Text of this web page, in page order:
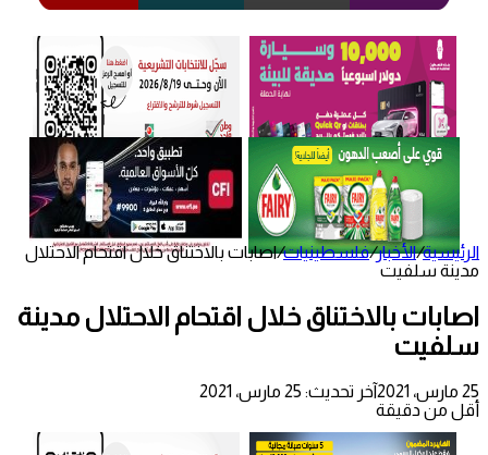
الرئيسية/الأخبار/فلسطينيات/اصابات بالاختناق خلال اقتحام الاحتلال
مدينة سلفيت
اصابات بالاختناق خلال اقتحام الاحتلال مدينة
سلفيت
25 مارس، 2021
آخر تحديث: 25 مارس، 2021
أقل من دقيقة